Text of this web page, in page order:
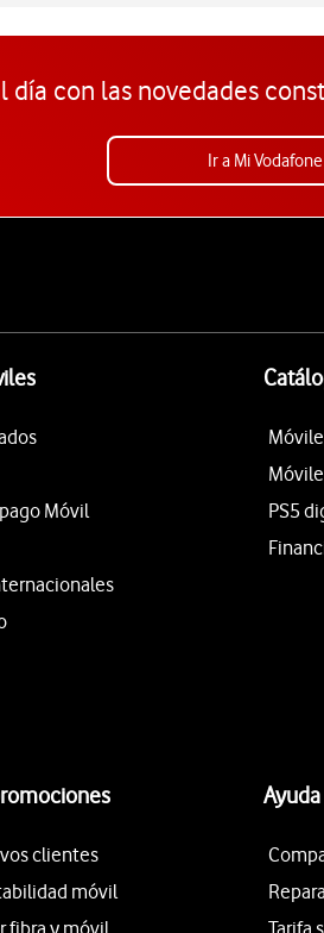
día con las novedades
Ir a Mi Vodafone
Móvil
PS5
clientes
móvil
fibra y móvil
Tarifa